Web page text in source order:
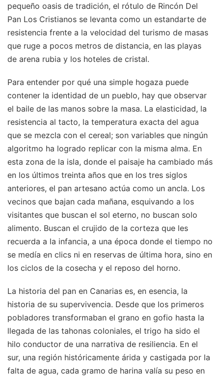
pequeño oasis de tradición, el rótulo de Rincón Del
Pan Los Cristianos se levanta como un estandarte de
resistencia frente a la velocidad del turismo de masas
que ruge a pocos metros de distancia, en las playas
de arena rubia y los hoteles de cristal.
Para entender por qué una simple hogaza puede
contener la identidad de un pueblo, hay que observar
el baile de las manos sobre la masa. La elasticidad, la
resistencia al tacto, la temperatura exacta del agua
que se mezcla con el cereal; son variables que ningún
algoritmo ha logrado replicar con la misma alma. En
esta zona de la isla, donde el paisaje ha cambiado más
en los últimos treinta años que en los tres siglos
anteriores, el pan artesano actúa como un ancla. Los
vecinos que bajan cada mañana, esquivando a los
visitantes que buscan el sol eterno, no buscan solo
alimento. Buscan el crujido de la corteza que les
recuerda a la infancia, a una época donde el tiempo no
se medía en clics ni en reservas de última hora, sino en
los ciclos de la cosecha y el reposo del horno.
La historia del pan en Canarias es, en esencia, la
historia de su supervivencia. Desde que los primeros
pobladores transformaban el grano en gofio hasta la
llegada de las tahonas coloniales, el trigo ha sido el
hilo conductor de una narrativa de resiliencia. En el
sur, una región históricamente árida y castigada por la
falta de agua, cada gramo de harina valía su peso en